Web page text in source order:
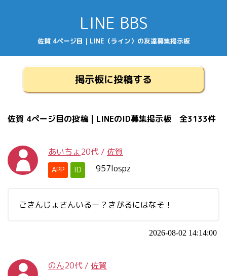
LINE BBS
佐賀 4ページ目 | LINE（ライン）の友達募集掲示板
掲示板に投稿する
佐賀 4ページ目の投稿 | LINEのID募集掲示板 全3133件
あいちょ20代 / 佐賀
APP ID 957lospz
ごきんじょさんいるー？きがるにはなそ！
2026-08-02 14:14:00
のん20代 / 佐賀